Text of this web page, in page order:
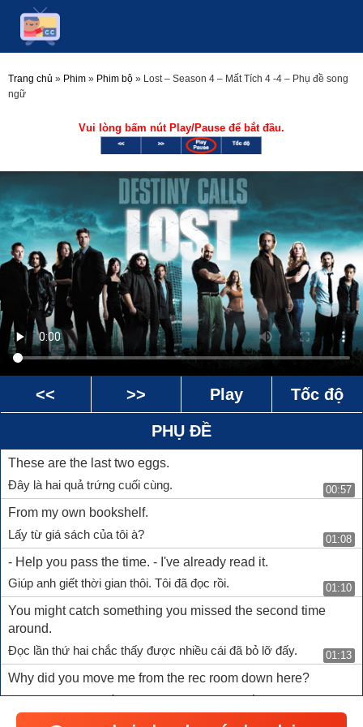
Trang chủ » Phim » Phim bộ » Lost – Season 4 – Mất Tích 4 -4 – Phụ đề song
ngữ
Vui lòng bấm nút Play/Pause để bắt đầu.
PHỤ ĐỀ
These are the last two eggs.
Đây là hai quả trứng cuối cùng.
00:57
From my own bookshelf.
Lấy từ giá sách của tôi à?
01:08
- Help you pass the time. - I've already read it.
Giúp anh giết thời gian thôi. Tôi đã đọc rồi.
01:10
You might catch something you missed the second time
around.
Đọc lần thứ hai chắc thấy được nhiều cái đã bỏ lỡ đấy.
01:13
Why did you move me from the rec room down here?
Sao ông lại di chuyển tôi từ phòng vui chơi xuống đây?
<< >> Play Tốc độ